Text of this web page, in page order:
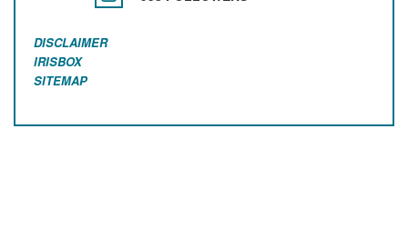
DISCLAIMER
IRISBOX
SITEMAP